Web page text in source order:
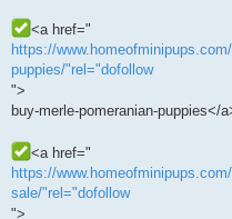
<a href="
https://
puppies/"rel="dofollow
">
buy-merle-pomeranian-puppies</
<a href="
https://
sale/"rel="dofollow
">